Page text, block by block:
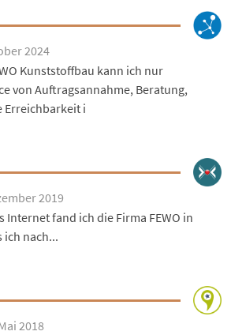
2024
Kunststoffbau kann ich nur
von Auftragsannahme, Beratung,
Erreichbarkeit i
2019
Internet fand ich die Firma FEWO in
ich nach...
2018